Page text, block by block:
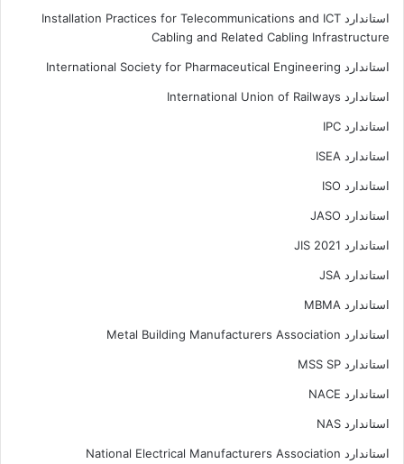
استاندارد Installation Practices for Telecommunications and ICT
Cabling and Related Cabling Infrastructure
استاندارد International Society for Pharmaceutical Engineering
استاندارد International Union of Railways
استاندارد IPC
استاندارد ISEA
استاندارد ISO
استاندارد JASO
استاندارد JIS 2021
استاندارد JSA
استاندارد MBMA
استاندارد Metal Building Manufacturers Association
استاندارد MSS SP
استاندارد NACE
استاندارد NAS
استاندارد National Electrical Manufacturers Association